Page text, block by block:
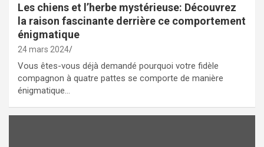
Les chiens et l’herbe mystérieuse: Découvrez
la raison fascinante derrière ce comportement
énigmatique
24 mars 2024
Vous êtes-vous déjà demandé pourquoi votre fidèle
compagnon à quatre pattes se comporte de manière
énigmatique…